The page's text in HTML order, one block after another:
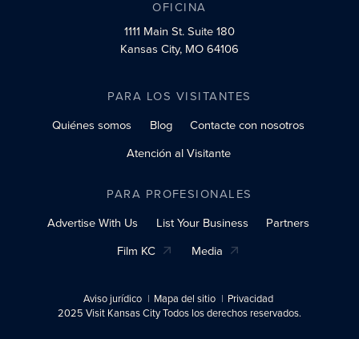
OFICINA
1111 Main St.Suite 180
Kansas City, MO 64106
PARA LOS VISITANTES
Quiénes somos
Blog
Contacte con nosotros
Atención al Visitante
PARA PROFESIONALES
Advertise With Us
List Your Business
Partners
Film KC
Media
Aviso jurídico Mapa del sitio
Privacidad
2025 Visit Kansas City Todos los derechos reservados.